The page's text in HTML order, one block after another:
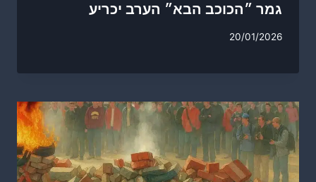
גמר ״הכוכב הבא״ הערב יכריע
20/01/2026